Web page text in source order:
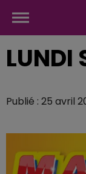
LUNDI
Publié : 25 avril